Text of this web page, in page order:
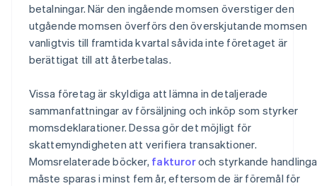
betalningar. När den ingående momsen överstiger den
utgående momsen överförs den överskjutande momsen
vanligtvis till framtida kvartal såvida inte företaget är
berättigat till att återbetalas.
Vissa företag är skyldiga att lämna in detaljerade
sammanfattningar av försäljning och inköp som styrker
momsdeklarationer. Dessa gör det möjligt för
skattemyndigheten att verifiera transaktioner.
Momsrelaterade böcker, fakturoroch styrkande
måste sparas i minst fem år, eftersom de är föremål för